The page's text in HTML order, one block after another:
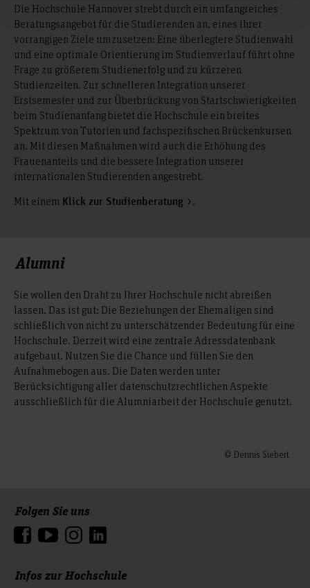
Die Hochschule Hannover strebt durch ein umfangreiches
Beratungsangebot für die Studierenden an, eines ihrer
vorrangigen Ziele umzusetzen: Eine überlegtere Studienwahl
und eine optimale Orientierung im Studienverlauf führt ohne
Frage zu größerem Studienerfolg und zu kürzeren
Studienzeiten. Zur schnelleren Integration unserer
Erstsemester und zur Überbrückung von Startschwierigkeiten
beim Studienanfang bietet die Hochschule ein breites
Spektrum von Tutorien und fachspezifischen Brückenkursen
an. Mit diesen Maßnahmen wird auch die Erhöhung des
Frauenanteils und die bessere Integration unserer
internationalen Studierenden angestrebt.
Mit einem Klick zur Studienberatung .
Alumni
Sie wollen den Draht zu Ihrer Hochschule nicht abreißen
lassen. Das ist gut: Die Beziehungen der Ehemaligen sind
schließlich von nicht zu unterschätzender Bedeutung für eine
Hochschule. Derzeit wird eine zentrale Adressdatenbank
aufgebaut. Nutzen Sie die Chance und füllen Sie den
Aufnahmebogen aus. Die Daten werden unter
Berücksichtigung aller datenschutzrechtlichen Aspekte
ausschließlich für die Alumniarbeit der Hochschule genutzt.
© Dennis Siebert
Infos zur Hochschule
Folgen Sie uns